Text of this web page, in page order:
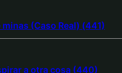
(Caso Real) (441)
a otra cosa (440)